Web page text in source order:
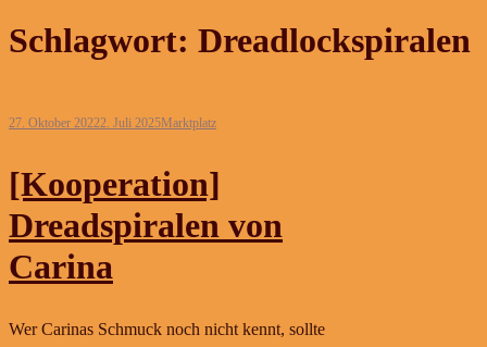
Schlagwort: Dreadlockspiralen
27. Oktober 20222. Juli 2025Marktplatz
[Kooperation]
Dreadspiralen von
Carina
Wer Carinas Schmuck noch nicht kennt, sollte